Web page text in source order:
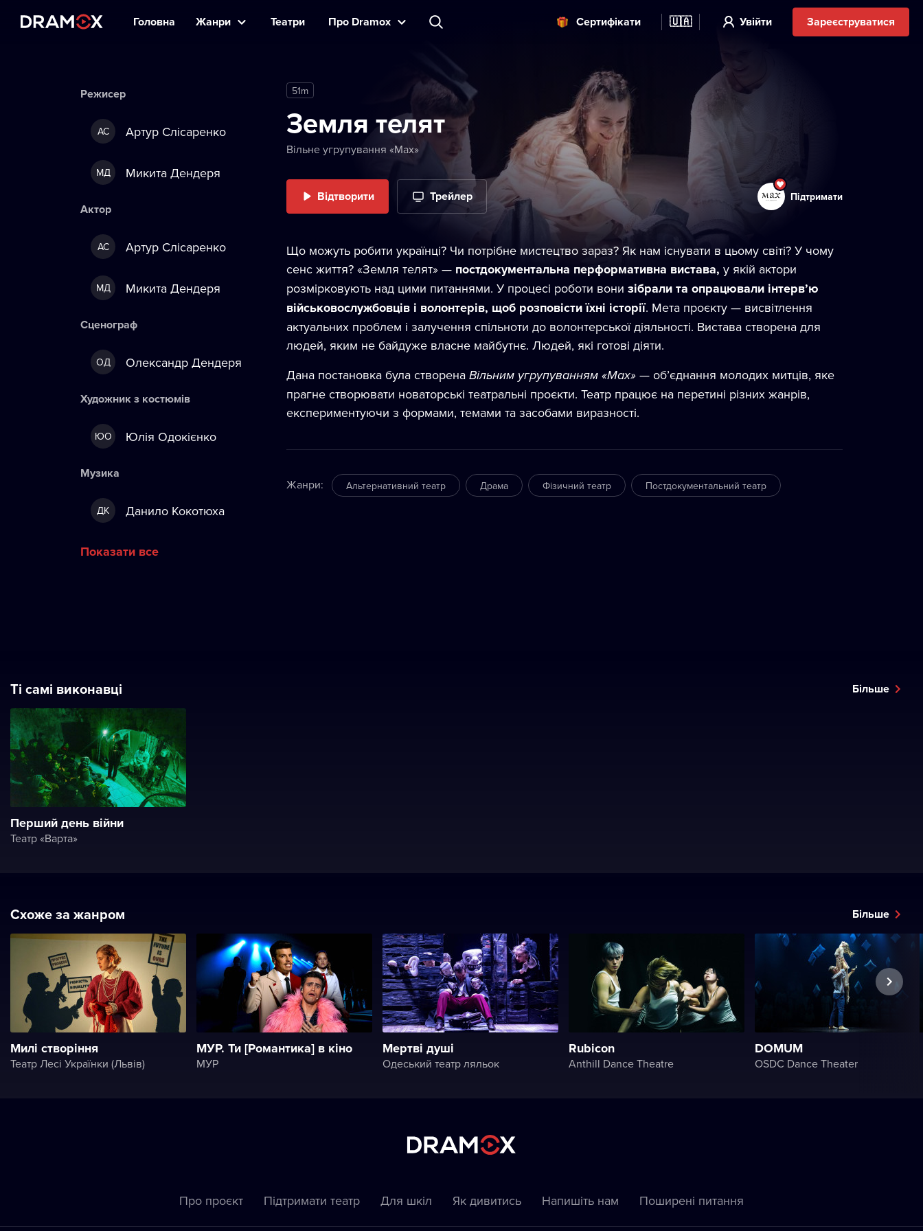
Головна Жанри Театри Прo Dramox Cертифікати 🇺🇦 Увійти Зареєструватися
51m
Земля телят
Вільне угрупування «Мах»
Відтворити Трейлер Підтримати
Що можуть робити українці? Чи потрібне мистецтво зараз? Як нам існувати в цьому світі? У чому
сенс життя? «Земля телят» — постдокументальна перформативна вистава, у якій актори
розмірковують над цими питаннями. У процесі роботи вони зібрали та опрацювали інтерв’ю
військовослужбовців і волонтерів, щоб розповісти їхні історії. Мета проєкту — висвітлення
актуальних проблем і залучення спільноти до волонтерської діяльності. Вистава створена для
людей, яким не байдуже власне майбутнє. Людей, які готові діяти.
Дана постановка була створена Вільним угрупуванням «Мах» — об’єднання молодих митців, яке
прагне створювати новаторські театральні проєкти. Театр працює на перетині різних жанрів,
експериментуючи з формами, темами та засобами виразності.
Жанри: Альтернативний театр Драма Фізичний театр Постдокументальний театр
Режисер
АС Артур Слісаренко
МД Микита Дендеря
Актор
АС Артур Слісаренко
МД Микита Дендеря
Сценограф
ОД Олександр Дендеря
Художник з костюмів
ЮО Юлія Одокієнко
Музика
ДК Данило Кокотюха
Показати все
Ті самі виконавці Більше
Перший день війни
Театр «Варта»
Схоже за жанром Більше
Милі створіння
Театр Лесі Українки (Львів)
МУР. Ти [Романтика] в кіно
МУР
Мертві душі
Одеський театр ляльок
Rubicon
Anthill Dance Theatre
DOMUM
OSDC Dance Theater
Про проєкт Підтримати театр Для шкіл Як дивитись Напишіть нам Пoширені питання